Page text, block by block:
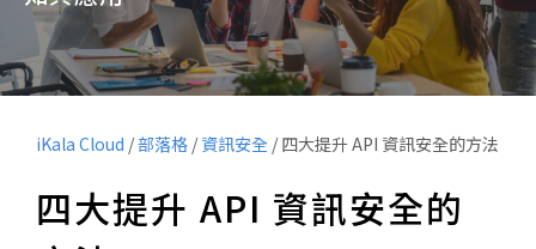
iKala Cloud /部落格 / 資訊安全 / 四大提升 API 資訊安全的方法
四大提升 API 資訊安全的